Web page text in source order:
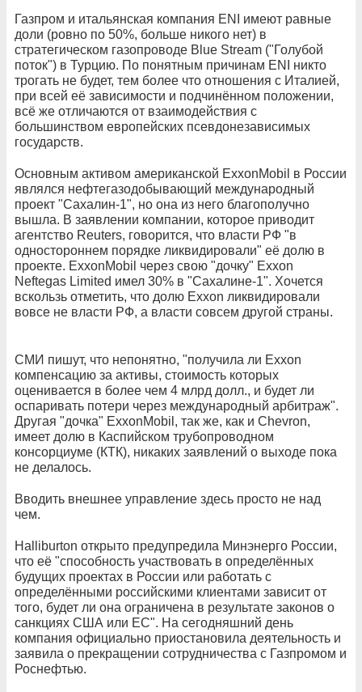
Газпром и итальянская компания ENI имеют равные
доли (ровно по 50%, больше никого нет) в
стратегическом газопроводе Blue Stream ("Голубой
поток") в Турцию. По понятным причинам ENI никто
трогать не будет, тем более что отношения с Италией,
при всей её зависимости и подчинённом положении,
всё же отличаются от взаимодействия с
большинством европейских псевдонезависимых
государств.
Основным активом американской ExxonMobil в России
являлся нефтегазодобывающий международный
проект "Сахалин-1", но она из него благополучно
вышла. В заявлении компании, которое приводит
агентство Reuters, говорится, что власти РФ "в
одностороннем порядке ликвидировали" её долю в
проекте. ExxonMobil через свою "дочку" Exxon
Neftegas Limited имел 30% в "Сахалине-1". Хочется
вскользь отметить, что долю Exxon ликвидировали
вовсе не власти РФ, а власти совсем другой страны.
СМИ пишут, что непонятно, "получила ли Exxon
компенсацию за активы, стоимость которых
оценивается в более чем 4 млрд долл., и будет ли
оспаривать потери через международный арбитраж".
Другая "дочка" ExxonMobil, так же, как и Chevron,
имеет долю в Каспийском трубопроводном
консорциуме (КТК), никаких заявлений о выходе пока
не делалось.
Вводить внешнее управление здесь просто не над
чем.
Halliburton открыто предупредила Минэнерго России,
что её "способность участвовать в определённых
будущих проектах в России или работать с
определёнными российскими клиентами зависит от
того, будет ли она ограничена в результате законов о
санкциях США или ЕС". На сегодняшний день
компания официально приостановила деятельность и
заявила о прекращении сотрудничества с Газпромом и
Роснефтью.